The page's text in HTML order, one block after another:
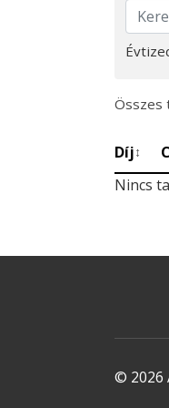
Összes
Díj↕
Nincs
© 2026